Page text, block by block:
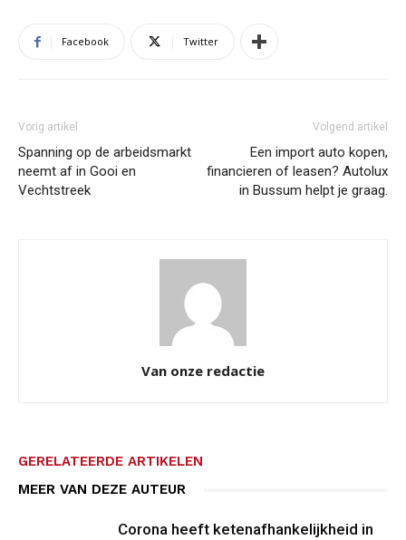
Facebook Twitter
Vorig artikel
Spanning op de arbeidsmarkt
neemt af in Gooi en
Vechtstreek
Volgend artikel
Een import auto kopen,
financieren of leasen? Autolux
in Bussum helpt je graag.
Van onze redactie
GERELATEERDE ARTIKELEN
MEER VAN DEZE AUTEUR
Corona heeft ketenafhankelijkheid in